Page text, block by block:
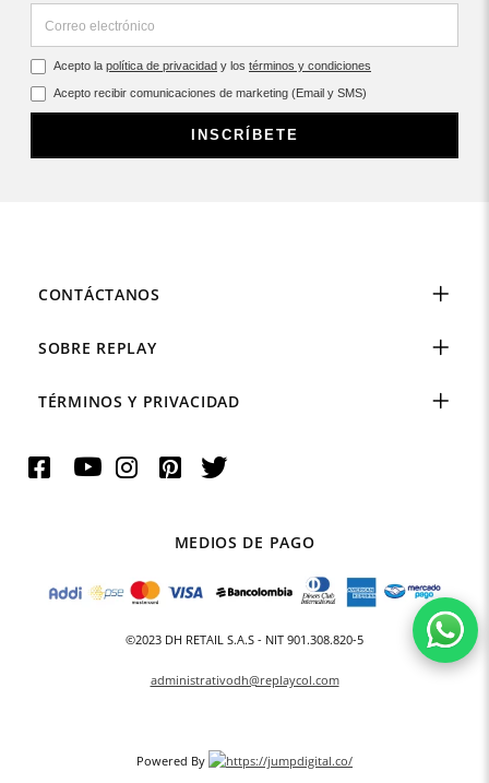
Acepto la política de privacidad y los términos y condiciones
Acepto recibir comunicaciones de marketing (Email y SMS)
INSCRÍBETE
CONTÁCTANOS
SOBRE REPLAY
TÉRMINOS Y PRIVACIDAD
MEDIOS DE PAGO
©2023 DH RETAIL S.A.S - NIT 901.308.820-5
administrativodh@replaycol.com
Powered By